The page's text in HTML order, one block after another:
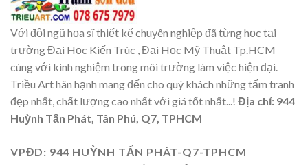
Với đội ngũ họa sĩ thiết kế chuyên nghiệp đã từng học tại
trường Đại Học Kiến Trúc , Đại Học Mỹ Thuật Tp.HCM
cùng với kinh nghiệm trong môi trường làm việc hiện đại.
Triều Art hân hạnh mang đến cho quý khách những tấm tranh
đẹp nhất, chất lượng cao nhất với giá tốt nhất...! Địa chỉ: 944
Huỳnh Tấn Phát, Tân Phú, Q7, TPHCM
VPĐD: 944 HUỲNH TẤN PHÁT-Q7-TPHCM